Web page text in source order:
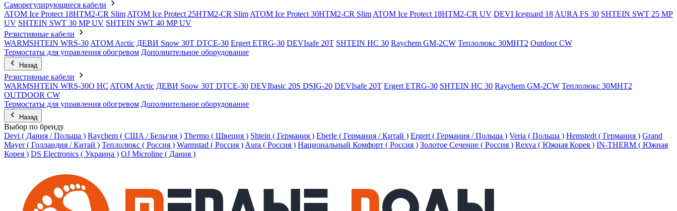
Саморегулирующиеся кабели
ATOM Ice Protect 18HTM2-CR Slim ATOM Ice Protect 25HTM2-CR Slim ATOM Ice Protect 30HTM2-CR Slim ATOM Ice Protect 18HTM2-CR UV DEVI Iceguard 18 AURA FS 30 SHTEIN SWT 25 MP
UV SHTEIN SWT 30 MP UV SHTEIN SWT 40 MP UV
Резистивные кабели
WARMSHTEIN WRS-30 ATOM Arctic ДЕВИ Snow 30T DTCE-30 Ergert ETRG-30 DEVIsafe 20T SHTEIN HC 30 Raychem GM-2CW Теплолюкс 30МНТ2 Outdoor CW
Термостаты для управления обогревом Дополнительное оборудование
Назад
Резистивные кабели
WARMSHTEIN WRS-30O HC ATOM Arctic ДЕВИ Snow 30T DTCE-30 DEVIbasic 20S DSIG-20 DEVIsafe 20T Ergert ETRG-30 SHTEIN HC 30 Raychem GM-2CW Теплолюкс 30МНТ2
OUTDOOR CW
Термостаты для управления обогревом Дополнительное оборудование
Назад
Выбор по бренду
Devi ( Дания / Польша ) Raychem ( США / Бельгия ) Thermo ( Швеция ) Shtein ( Германия ) Eberle ( Германия / Китай ) Ergert ( Германия / Польша ) Veria ( Польша ) Hemstedt ( Германия ) Grand
Mayer ( Голландия / Китай ) Теплолюкс ( Россия ) Warmstad ( Россия ) Aura ( Россия ) Национальный Комфорт ( Россия ) Золотое Сечение ( Россия ) Rexva ( Южная Корея ) IN-THERM ( Южная
Корея ) DS Electronics ( Украина ) OJ Microline ( Дания )